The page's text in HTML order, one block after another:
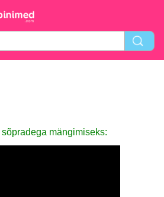
mängimiseks: